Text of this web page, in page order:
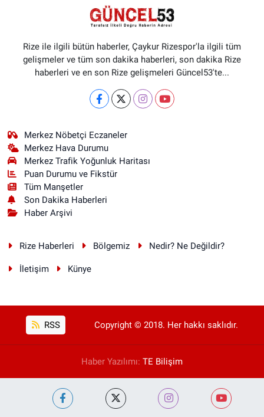
Rize ile ilgili bütün haberler, Çaykur Rizespor'la ilgili tüm
gelişmeler ve tüm son dakika haberleri, son dakika Rize
haberleri ve en son Rize gelişmeleri Güncel53'te...
Merkez Nöbetçi Eczaneler
Merkez Hava Durumu
Merkez Trafik Yoğunluk Haritası
Puan Durumu ve Fikstür
Tüm Manşetler
Son Dakika Haberleri
Haber Arşivi
Rize Haberleri Bölgemiz Nedir? Ne Değildir?
İletişim Künye
RSS Copyright © 2018. Her hakkı saklıdır.
Haber Yazılımı: TE Bilişim